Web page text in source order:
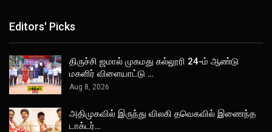
Editors' Picks
திருச்சி ஜமால் முகமது கல்லூரி 24-ம் ஆண்டு
மகளிர் விளையாட்டு …
Aug 8, 2026
அதிமுகவில் இருந்து விலகி தவெகவில் இணைந்த
டாக்டர்…